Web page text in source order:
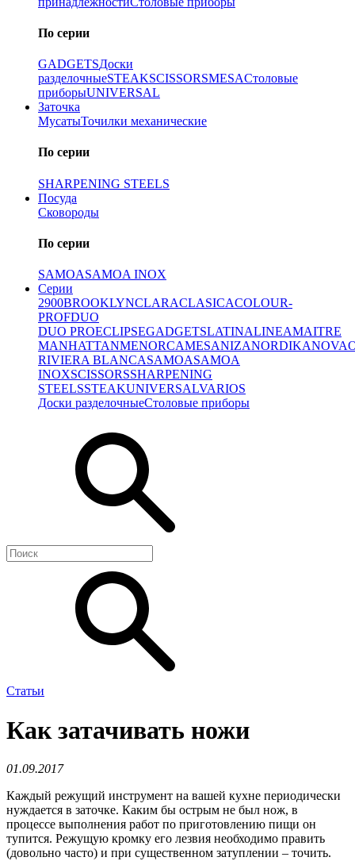
По серии
GADGETSДоски
разделочныеSTEAKSCISSORSMESAСтоловые
приборыUNIVERSAL
Заточка
МусатыТочилки механические
По серии
SHARPENING STEELS
Посуда
Сковороды
По серии
SAMOASAMOA INOX
Серии
2900BROOKLYNCLARACLASICACOLOUR-
PROFDUO
DUO PROECLIPSEGADGETSLATINALINEAMAITRE
MANHATTANMENORCAMESANIZANORDIKANOVA
RIVIERA BLANCASAMOASAMOA
INOXSCISSORSSHARPENING
STEELSSTEAKUNIVERSALVARIOS
Доски разделочныеСтоловые приборы
Статьи
Как затачивать ножи
01.09.2017
Каждый режущий инструмент на вашей кухне периодически
нуждается в заточке. Каким бы острым не был нож, в
процессе выполнения работ по приготовлению пищи он
тупится. Режущую кромку его лезвия необходимо править
(довольно часто) и при существенном затуплении – точить.